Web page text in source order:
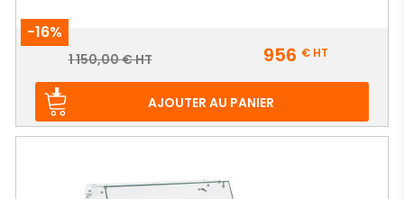
-16%
Prix
Prix
1 150,00 € HT 956 € HT
AJOUTER AU PANIER